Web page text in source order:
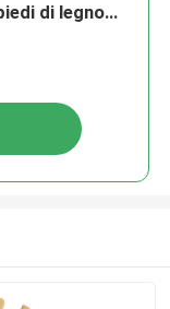
di legno